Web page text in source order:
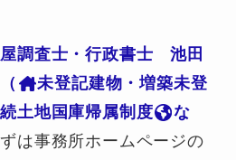
調査士・行政書士 池田
未登記建物・増築未登
土地国庫帰属制度
な
は事務所ホームページの